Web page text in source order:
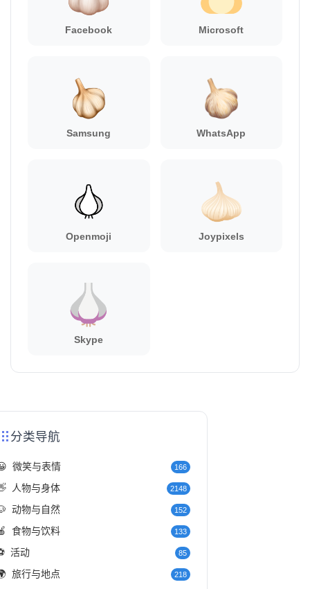
Facebook Microsoft
Samsung WhatsApp
Openmoji Joypixels
Skype
分类导航
微笑与表情 166
人物与身体 2148
动物与自然 152
食物与饮料 133
活动 85
旅行与地点 218